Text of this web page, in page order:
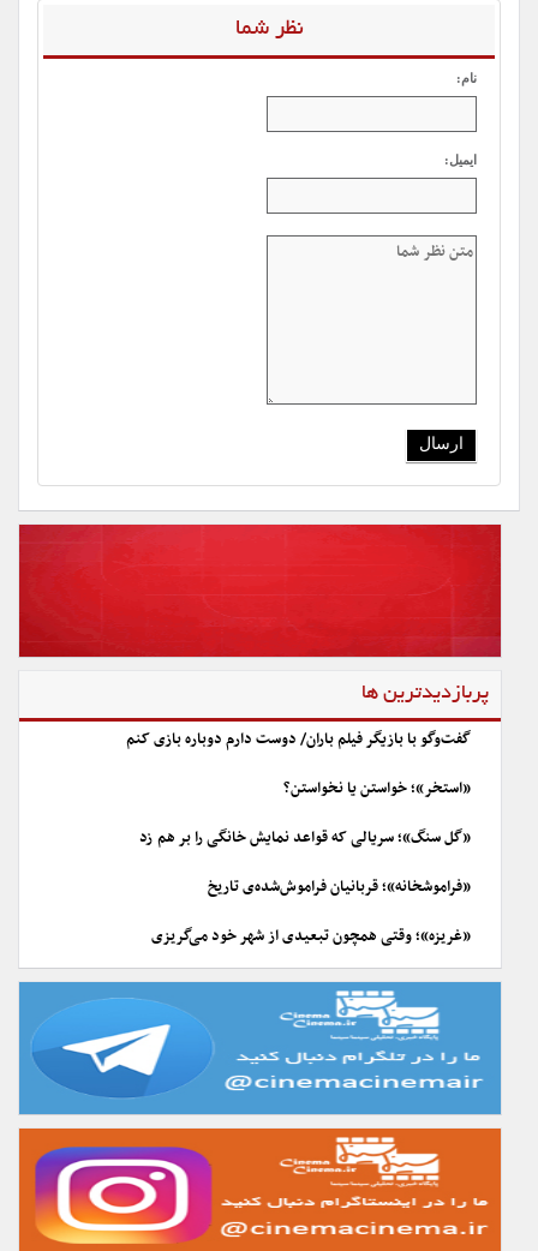
نظر شما
نام:
ایمیل:
پربازدیدترین ها
گفت‌وگو با بازیگر فیلم باران/ دوست دارم دوباره بازی کنم
«استخر»؛ خواستن یا نخواستن؟
«گل سنگ»؛ سریالی که قواعد نمایش خانگی را بر هم زد
«فراموشخانه»؛ قربانیان فراموش‌شده‌ی تاریخ
«غریزه»؛ وقتی همچون تبعیدی از شهر خود می‌گریزی